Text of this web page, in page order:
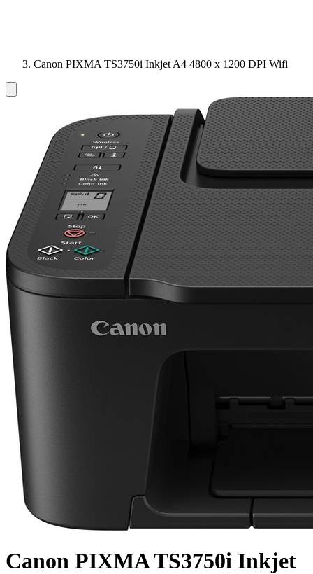
Canon PIXMA TS3750i Inkjet A4 4800 x 1200 DPI Wifi
Canon PIXMA TS3750i Inkjet